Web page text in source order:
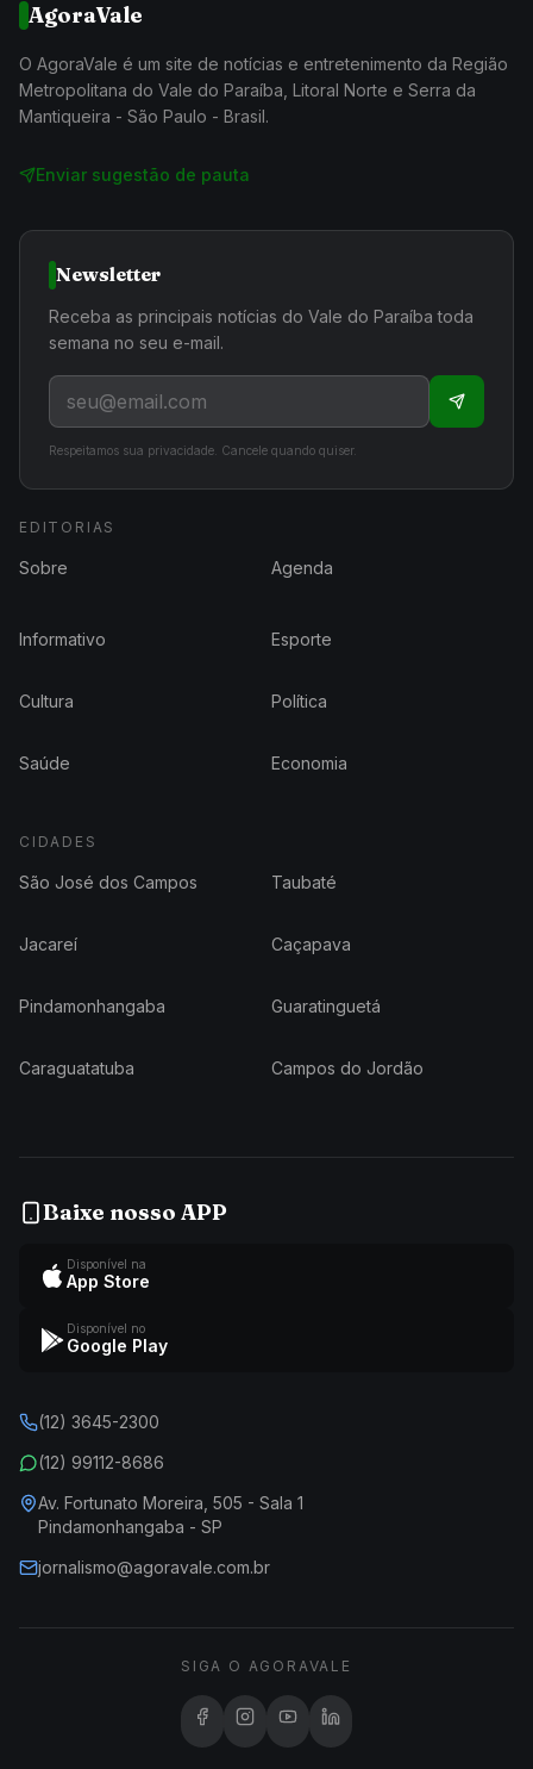
AgoraVale
O AgoraVale é um site de notícias e entretenimento da Região
Metropolitana do Vale do Paraíba, Litoral Norte e Serra da
Mantiqueira - São Paulo - Brasil.
Enviar sugestão de pauta
Newsletter
Receba as principais notícias do Vale do Paraíba toda
semana no seu e-mail.
Respeitamos sua privacidade. Cancele quando quiser.
EDITORIAS
Sobre Agenda
Informativo Esporte
Cultura Política
Saúde Economia
CIDADES
São José dos Campos Taubaté
Jacareí Caçapava
Pindamonhangaba Guaratinguetá
Caraguatatuba Campos do Jordão
Baixe nosso APP
Disponível na
App Store
Disponível no
Google Play
(12) 3645-2300
(12) 99112-8686
Av. Fortunato Moreira, 505 - Sala 1
Pindamonhangaba - SP
jornalismo@agoravale.com.br
SIGA O AGORAVALE